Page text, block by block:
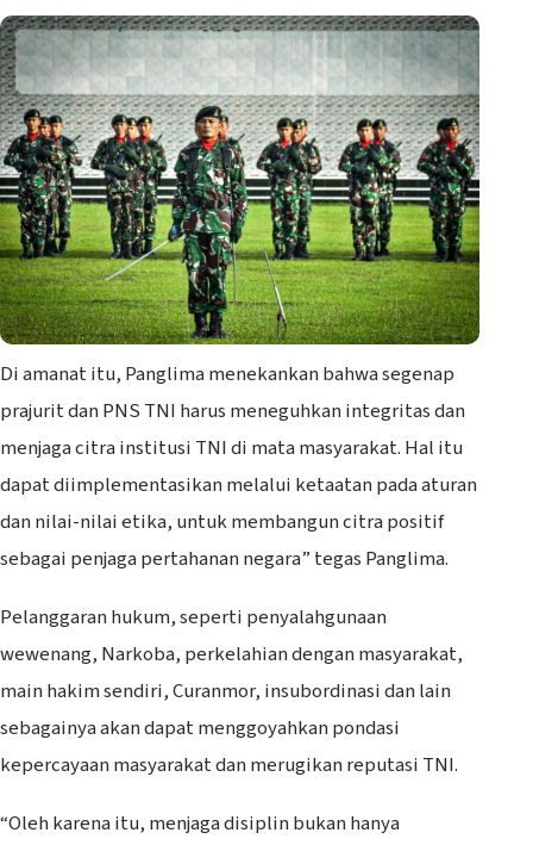
Di amanat itu, Panglima menekankan bahwa segenap
prajurit dan PNS TNI harus meneguhkan integritas dan
menjaga citra institusi TNI di mata masyarakat. Hal itu
dapat diimplementasikan melalui ketaatan pada aturan
dan nilai-nilai etika, untuk membangun citra positif
sebagai penjaga pertahanan negara” tegas Panglima.
Pelanggaran hukum, seperti penyalahgunaan
wewenang, Narkoba, perkelahian dengan masyarakat,
main hakim sendiri, Curanmor, insubordinasi dan lain
sebagainya akan dapat menggoyahkan pondasi
kepercayaan masyarakat dan merugikan reputasi TNI.
“Oleh karena itu, menjaga disiplin bukan hanya